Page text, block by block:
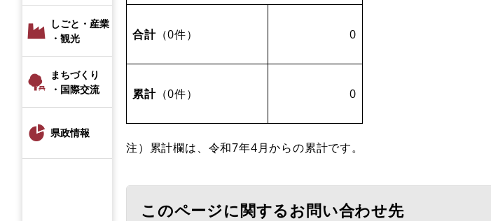
しごと・産業
・観光
まちづくり
・国際交流
県政情報
合計（0件） 0
累計（0件） 0
注）累計欄は、令和7年4月からの累計です。
このページに関するお問い合わせ先